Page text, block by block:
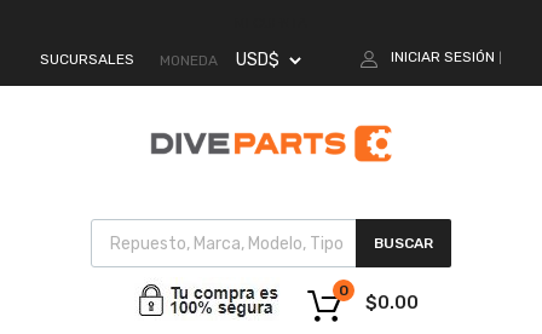
SUCURSALES MONEDA INICIAR SESIÓN
BUSCAR
$0.00
0